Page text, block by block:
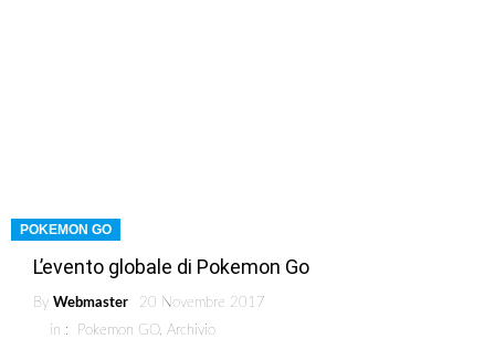
POKEMON GO
L’evento globale di Pokemon Go
By Webmaster
20 Novembre 2017
in :
Pokemon GO, Archivio